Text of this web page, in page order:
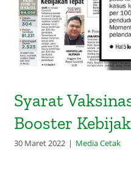
Syarat
Booster
30 Maret 2022 | Media Cetak